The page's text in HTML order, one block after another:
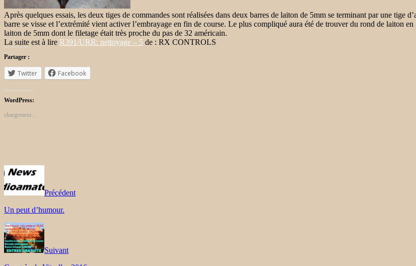
Après quelques essais, les deux tiges de commandes sont réalisées dans deux barres de laiton de 5mm se terminant par une tige
barre se visse et l’extrémité vient activer l’embrayage en fin de course. Le plus compliqué aura été de trouver du rond de laiton
laiton de 5mm dont le filetage était très proche du pas de 32 américain.
La suite est à lire R391/URR: nettoyage – 5 de : RX CONTROLS
Partager :
Twitter Facebook
WordPress:
chargement…
Précédent
Un peut d’humour.
Suivant